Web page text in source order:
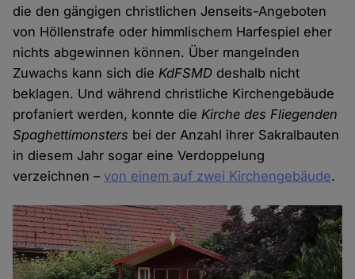
die den gängigen christlichen Jenseits-Angeboten
von Höllenstrafe oder himmlischem Harfespiel eher
nichts abgewinnen können. Über mangelnden
Zuwachs kann sich dieKdFSMD deshalb nicht
beklagen. Und während christliche Kirchengebäude
profaniert werden, konnte dieKirche des Fliegenden
Spaghettimonsters bei der Anzahl ihrer Sakralbauten
in diesem Jahr sogar eine Verdoppelung
verzeichnen –von einem auf zwei Kirchengebäude.